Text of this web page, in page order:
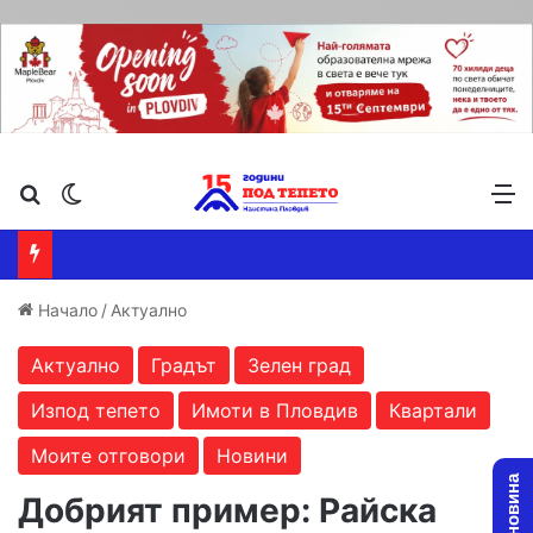
Търсене ...
Начало / Актуално
Актуално Градът
Зелен град
Изпод тепето
Имоти в Пловдив
Квартали
Моите отговори
Новини
Добрият пример: Райска